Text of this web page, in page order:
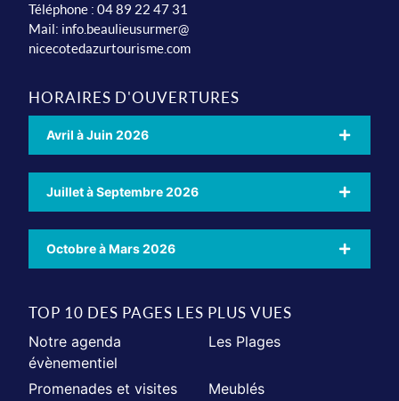
Téléphone : 04 89 22 47 31
Mail: info.beaulieusurmer@
nicecotedazurtourisme.com
HORAIRES D'OUVERTURES
Avril à Juin 2026
Juillet à Septembre 2026
Octobre à Mars 2026
TOP 10 DES PAGES LES PLUS VUES
Notre agenda
évènementiel
Les Plages
Promenades et visites
Meublés